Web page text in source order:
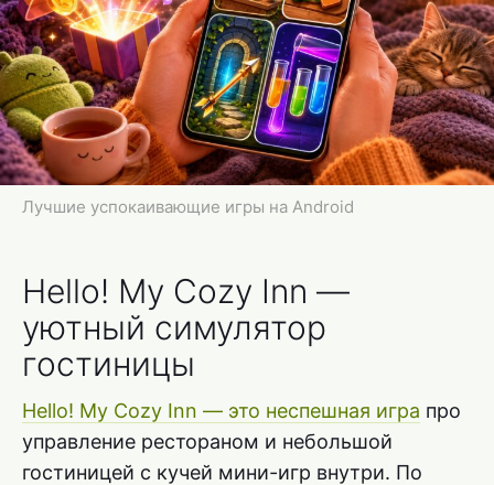
Лучшие успокаивающие игры на Android
Hello! My Cozy Inn —
уютный симулятор
гостиницы
Hello! My Cozy Inn — это неспешная игра про
управление рестораном и небольшой
гостиницей с кучей мини-игр внутри. По